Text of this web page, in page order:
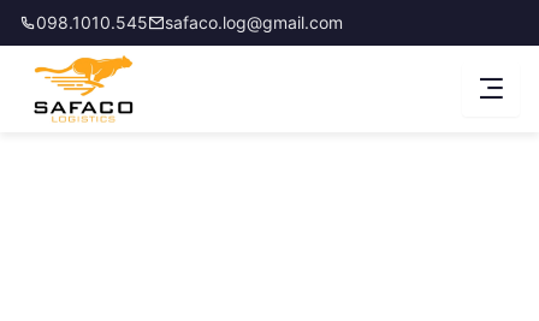
Nhảy
tới
dung
098.1010.545 safaco.log@gmail.com